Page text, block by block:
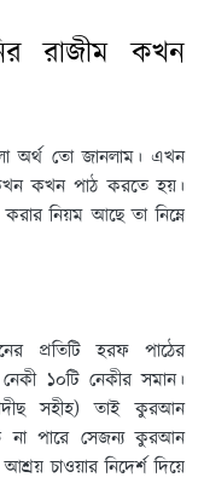
রাজীম কখন
অর্থ তো জানলাম। এখন
কখন কখন পাঠ করতে হয়।
নিয়ম আছে তা নিম্নে
প্রতিটি হরফ পাঠের
১০টি নেকীর সমান।
সহীহ) তাই কুরআন
না পারে সেজন্য কুরআন
চাওয়ার নিদের্শ দিয়ে